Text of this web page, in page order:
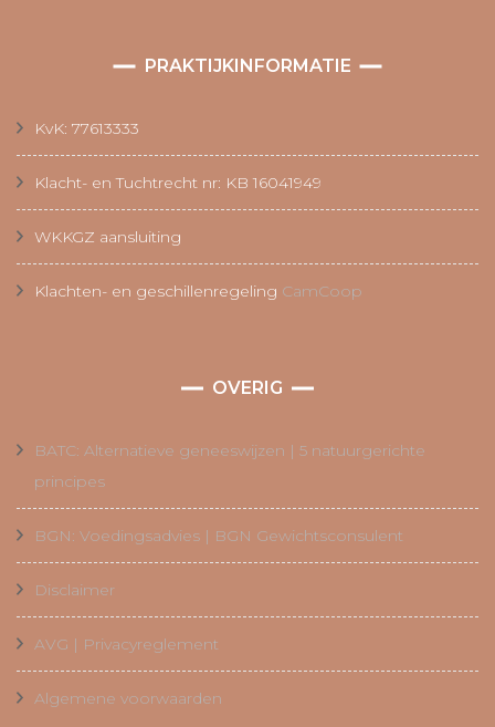
PRAKTIJKINFORMATIE
KvK: 77613333
Klacht- en Tuchtrecht nr: KB 16041949
WKKGZ aansluiting
Klachten- en geschillenregeling CamCoop
OVERIG
BATC: Alternatieve geneeswijzen | 5 natuurgerichte
principes
BGN: Voedingsadvies | BGN Gewichtsconsulent
Disclaimer
AVG | Privacyreglement
Algemene voorwaarden